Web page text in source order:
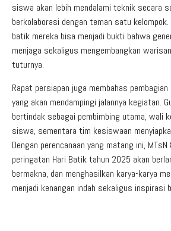
siswa akan lebih mendalami teknik secara
berkolaborasi dengan teman satu kelompok.
batik mereka bisa menjadi bukti bahwa
menjaga sekaligus mengembangkan
tuturnya.
Rapat persiapan juga membahas
yang akan mendampingi jalannya kegiatan.
bertindak sebagai pembimbing utama, wali
siswa, sementara tim kesiswaan
Dengan perencanaan yang matang ini,
peringatan Hari Batik tahun 2025 akan
bermakna, dan menghasilkan karya-karya
menjadi kenangan indah sekaligus inspirasi